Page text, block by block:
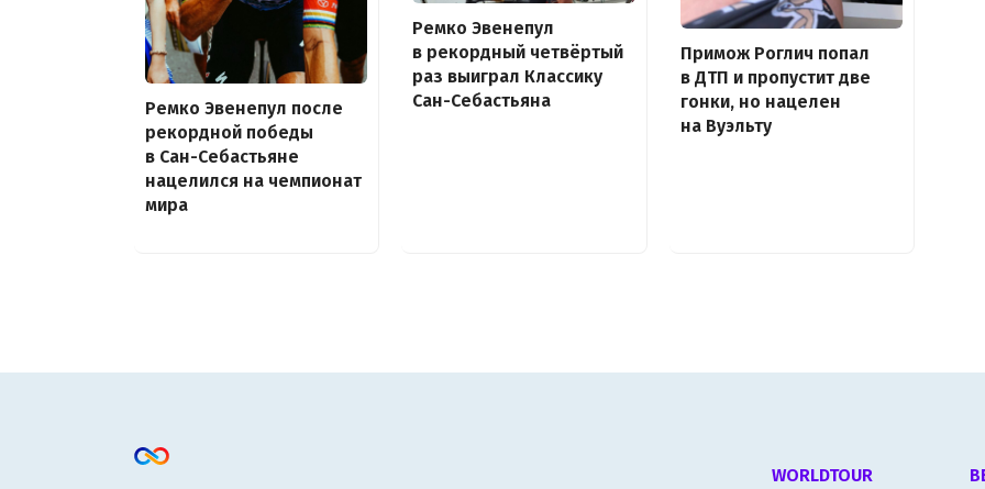
Ремко Эвенепул после
рекордной победы
в Сан-Себастьяне
нацелился на чемпионат
мира
Ремко Эвенепул
в рекордный четвёртый
раз выиграл Классику
Сан-Себастьяна
Примож Роглич попал
в ДТП и пропустит две
гонки, но нацелен
на Вуэльту
WORLDTOUR